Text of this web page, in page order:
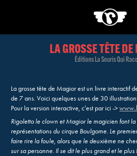
LA GROSSE TÊTE
Éditions La Souris Qui
La grosse tête de Magior est un livre interactif
de 7 ans. Voici quelques unes de 30
Pour la version interactive, c’est par ici ->
Rigoletto le clown et Magior le magicien font la
représentations du cirque Boulgome. Le
faire rire la foule, alors que le deuxième ne
sur sa personne. Il se dit le plus grand et le